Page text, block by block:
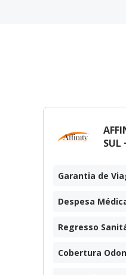
SUL
Garantia de
Despesa
Regresso
Cobertura